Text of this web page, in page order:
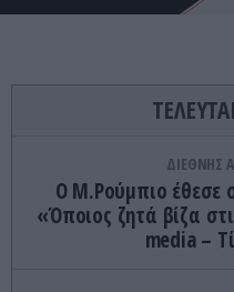
ΔΙΕΘΝΗΣ
Ο Μ.Ρούμπιο έθεσε
«Όποιος ζητά βίζα
media –